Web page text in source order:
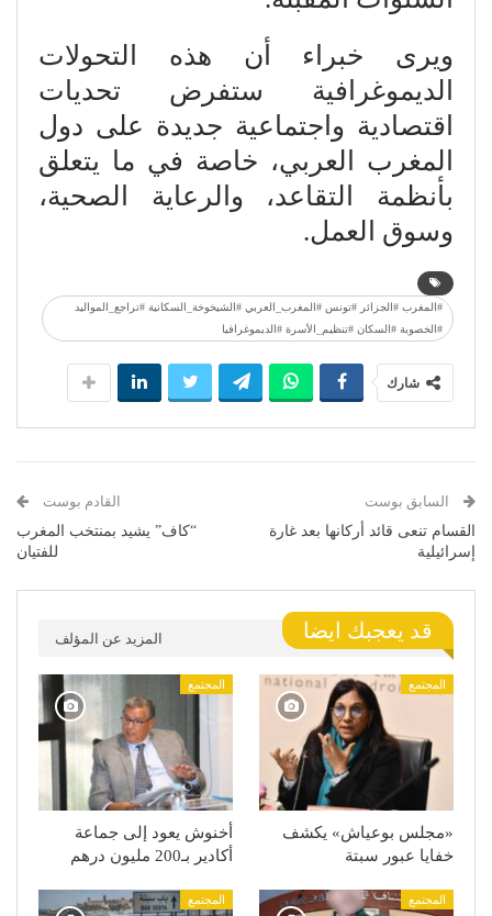
ويرى خبراء أن هذه التحولات
الديموغرافية ستفرض تحديات
اقتصادية واجتماعية جديدة على دول
المغرب العربي، خاصة في ما يتعلق
بأنظمة التقاعد، والرعاية الصحية،
وسوق العمل.
#المغرب #الجزائر #تونس #المغرب_العربي #الشيخوخة_السكانية #تراجع_المواليد
#الخصوبة #السكان #تنظيم_الأسرة #الديموغرافيا
شارك
السابق بوست
القسام تنعى قائد أركانها بعد غارة
إسرائيلية
القادم بوست
“كاف” يشيد بمنتخب المغرب
للفتيان
قد يعجبك ايضا المزيد عن المؤلف
المجتمع
«مجلس بوعياش» يكشف
خفايا عبور سبتة
المجتمع
أخنوش يعود إلى جماعة
أكادير بـ200 مليون درهم
المجتمع المجتمع